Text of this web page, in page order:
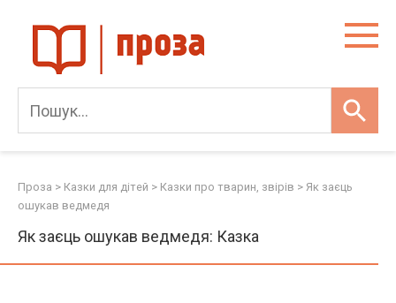
content
Проза > Казки для дітей > Казки про тварин, звірів > Як заєць
ошукав ведмедя
Як заєць ошукав ведмедя: Казка